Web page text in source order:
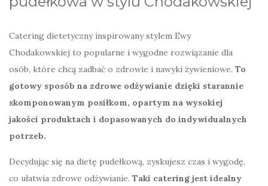
Catering dietetyczny inspirowany stylem Ewy
Chodakowskiej to popularne i wygodne rozwiązanie dla
osób, które chcą zadbać o zdrowie i nawyki żywieniowe. To
gotowy sposób na zdrowe odżywianie dzięki starannie
skomponowanym posiłkom, opartym na wysokiej
jakości produktach i dopasowanych do indywidualnych
potrzeb.
Decydując się na dietę pudełkową, zyskujesz czas i wygodę,
co ułatwia zdrowe odżywianie. Taki catering jest idealny